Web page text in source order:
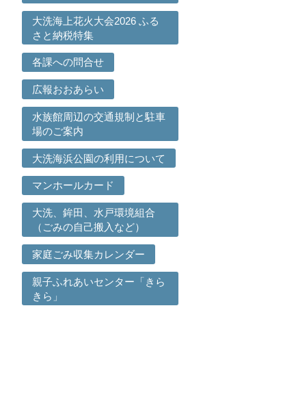
大洗海上花火大会2026 ふる
さと納税特集
各課への問合せ
広報おおあらい
水族館周辺の交通規制と駐車
場のご案内
大洗海浜公園の利用について
マンホールカード
大洗、鉾田、水戸環境組合
（ごみの自己搬入など）
家庭ごみ収集カレンダー
親子ふれあいセンター「きら
きら」